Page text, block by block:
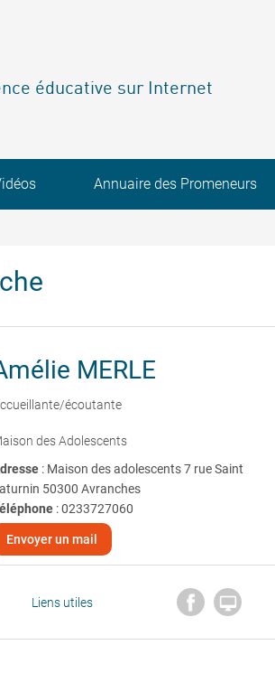
éducative sur Internet
Annuaire des Promeneurs
MERLE
écoutante
des Adolescents
: Maison des adolescents 7 rue Saint
50300 Avranches
:0233727060
Envoyer un mail
Liens utiles 